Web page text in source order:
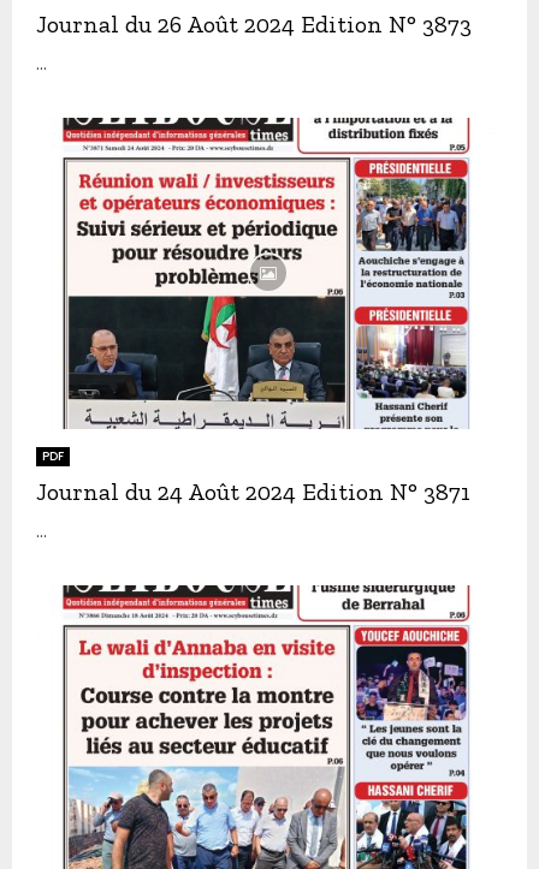
Journal du 26 Août 2024 Edition N° 3873
...
PDF
Journal du 24 Août 2024 Edition N° 3871
...